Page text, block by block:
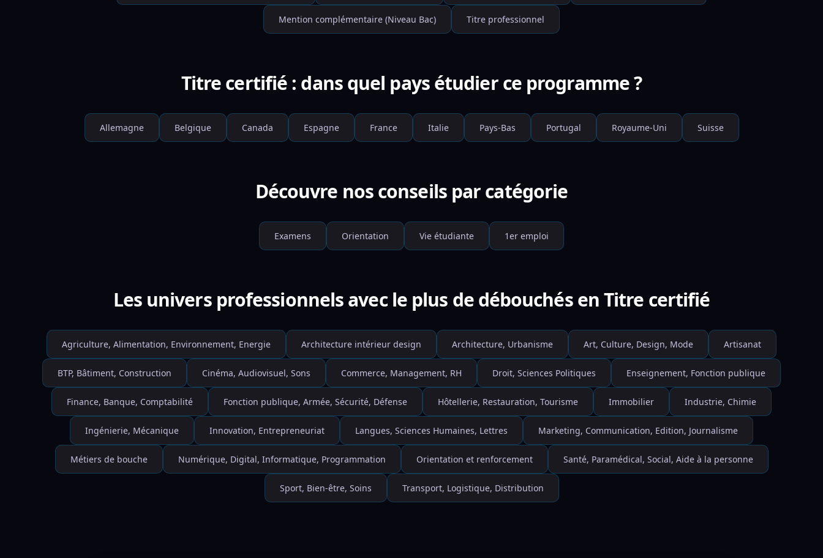
Mention complémentaire (Niveau Bac) Titre professionnel
Titre certifié : dans quel pays étudier ce programme ?
Allemagne Belgique Canada Espagne France Italie Pays-Bas Portugal Royaume-Uni Suisse
Découvre nos conseils par catégorie
Examens Orientation Vie étudiante 1er emploi
Les univers professionnels avec le plus de débouchés en Titre certifié
Agriculture, Alimentation, Environnement, Energie Architecture intérieur design Architecture, Urbanisme Art, Culture, Design, Mode Artisanat
BTP, Bâtiment, Construction Cinéma, Audiovisuel, Sons Commerce, Management, RH Droit, Sciences Politiques Enseignement, Fonction publique
Finance, Banque, Comptabilité Fonction publique, Armée, Sécurité, Défense Hôtellerie, Restauration, Tourisme Immobilier Industrie, Chimie
Ingénierie, Mécanique Innovation, Entrepreneuriat Langues, Sciences Humaines, Lettres Marketing, Communication, Edition, Journalisme
Métiers de bouche Numérique, Digital, Informatique, Programmation Orientation et renforcement Santé, Paramédical, Social, Aide à la personne
Sport, Bien-être, Soins Transport, Logistique, Distribution